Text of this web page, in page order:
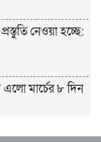
নেওয়া হচ্ছে:
এলো মার্চের ৮ দিন